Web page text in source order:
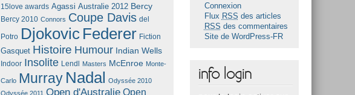
15love awards Agassi Australie 2012 Bercy
Bercy 2010 Connors Coupe Davis del
Potro Djokovic Federer Fiction
Gasquet Histoire Humour Indian Wells
Indoor Insolite Lendl Masters McEnroe Monte-
Carlo Murray Nadal
Odyssée 2010
Odyssée 2011 Open d'Australie Open
Connexion
Flux RSS des articles
RSS des commentaires
Site de WordPress-FR
info login